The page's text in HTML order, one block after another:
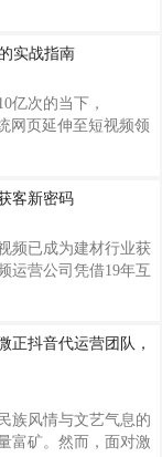
娱乐性、视频号重社
营团队就显得尤为重
频代运营团队的几个
经验丰富的代运营团
势有更深入的了解。
关注其服务的行业是
企业是餐饮行业，就
经验的团队。观察案
实战指南
亿次的当下，
网页延伸至短视频领
本高效引流。一、关
精准挖掘用户需求词
等工具，分析用户搜
游攻略”），结合长
巧”）覆盖细分场
妆喷雾推荐”等长尾
40%。2. 标题与标
客新密码
频已成为建材行业获
运营公司凭借19年互
竞争中脱颖而出。精
细分领域众多，不同
正团队会深入分析企
位账号风格。如高端
倡导者”，分享家居
环保建材企业则打
产品环保性能与健康
正抖音代运营团队，
族风情与文艺气息的
富矿。然而，面对激